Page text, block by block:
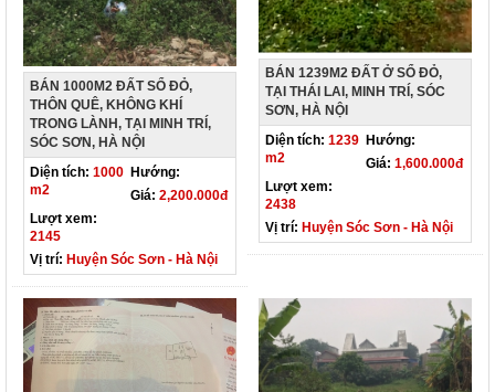
BÁN 1000M2 ĐẤT SỔ ĐỎ,
THÔN QUÊ, KHÔNG KHÍ
TRONG LÀNH, TẠI MINH TRÍ,
SÓC SƠN, HÀ NỘI
Diện tích: 1000
m2
Hướng:
Giá: 2,200.000đ
Lượt xem:
2145
Vị trí: Huyện Sóc Sơn - Hà Nội
BÁN 1239M2 ĐẤT Ở SỔ ĐỎ,
TẠI THÁI LAI, MINH TRÍ, SÓC
SƠN, HÀ NỘI
Diện tích: 1239
m2
Hướng:
Giá: 1,600.000đ
Lượt xem:
2438
Vị trí: Huyện Sóc Sơn - Hà Nội